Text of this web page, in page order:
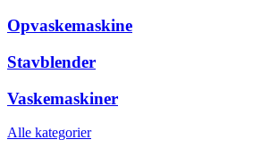
Opvaskemaskine
Stavblender
Vaskemaskiner
Alle kategorier